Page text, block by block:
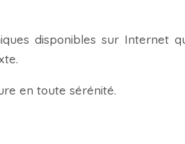
disponibles sur Internet
en toute sérénité.